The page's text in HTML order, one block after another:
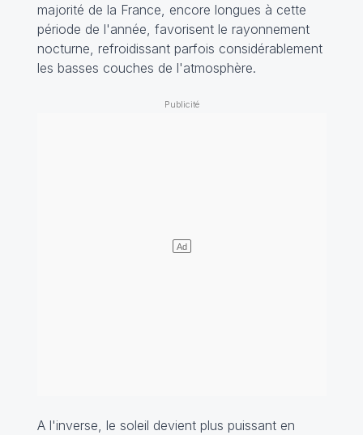
majorité de la France, encore longues à cette
période de l'année, favorisent le rayonnement
nocturne, refroidissant parfois considérablement
les basses couches de l'atmosphère.
A l'inverse, le soleil devient plus puissant en